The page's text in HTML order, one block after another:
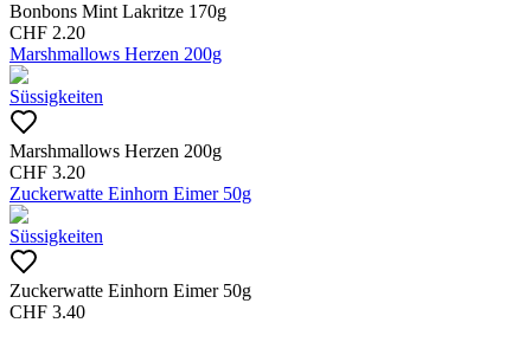
Bonbons Mint Lakritze 170g
CHF 2.20
Marshmallows Herzen 200g
Süssigkeiten
Marshmallows Herzen 200g
CHF 3.20
Zuckerwatte Einhorn Eimer 50g
Süssigkeiten
Zuckerwatte Einhorn Eimer 50g
CHF 3.40